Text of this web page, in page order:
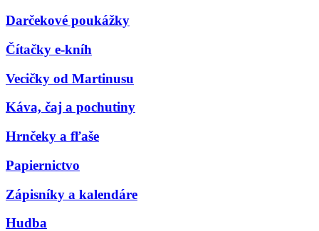
Darčekové poukážky
Čítačky e-kníh
Vecičky od Martinusu
Káva, čaj a pochutiny
Hrnčeky a fľaše
Papiernictvo
Zápisníky a kalendáre
Hudba